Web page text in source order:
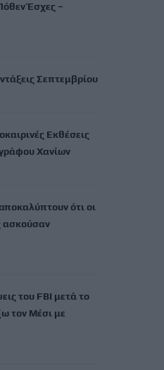
Έσχες –
Σεπτεμβρίου
Εκθέσεις
Χανίων
ότι οι
ασκούσαν
του FBI μετά το
τον Μέσι με